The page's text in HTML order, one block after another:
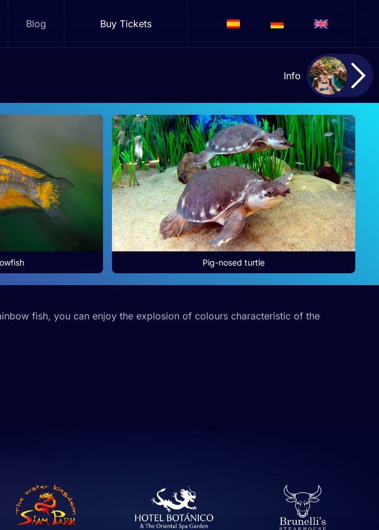
sobre el uso que haga del
web, quienes pueden
hayan recopilado a partir del uso
Permitir la selección
Blog Buy Tickets
Info
Pig-nosed turtle
fish, you can enjoy the explosion of colours characteristic of the